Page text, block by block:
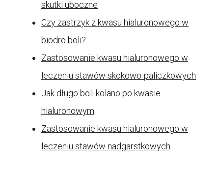
skutki uboczne
Czy zastrzyk z kwasu hialuronowego w
biodro boli?
Zastosowanie kwasu hialuronowego w
leczeniu stawów skokowo-paliczkowych
Jak długo boli kolano po kwasie
hialuronowym
Zastosowanie kwasu hialuronowego w
leczeniu stawów nadgarstkowych